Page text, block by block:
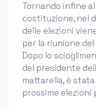
Tornando infine
costituzione, nel
delle elezioni
per la riunione
Dopo lo
del presidente
mattarella, è
prossime elezioni